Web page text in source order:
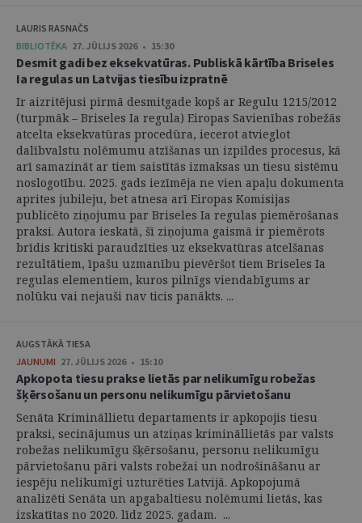
LAURIS RASNAČS
BIBLIOTĒKA 27. JŪLIJS 2026 • 15:30
Desmit gadi bez eksekvatūras. Publiskā kārtība Briseles
Ia regulas un Latvijas tiesību izpratnē
Ir aizritējusi pirmā desmitgade kopš ar Regulu 1215/2012
(turpmāk – Briseles Ia regula) Eiropas Savienības robežās
atcelta eksekvatūras procedūra, iecerot atvieglot
dalībvalstu nolēmumu atzīšanas un izpildes procesus, kā
arī samazināt ar tiem saistītās izmaksas un tiesu sistēmu
noslogotību. 2025. gads iezīmēja ne vien apaļu dokumenta
aprites jubileju, bet atnesa arī Eiropas Komisijas
publicēto ziņojumu par Briseles Ia regulas piemērošanas
praksi. Autora ieskatā, šī ziņojuma gaismā ir piemērots
brīdis kritiski paraudzīties uz eksekvatūras atcelšanas
rezultātiem, īpašu uzmanību pievēršot tiem Briseles Ia
regulas elementiem, kuros pilnīgs viendabīgums ar
nolūku vai nejauši nav ticis panākts. ...
AUGSTĀKĀ TIESA
JAUNUMI 27. JŪLIJS 2026 • 15:10
Apkopota tiesu prakse lietās par nelikumīgu robežas
šķērsošanu un personu nelikumīgu pārvietošanu
Senāta Krimināllietu departaments ir apkopojis tiesu
praksi, secinājumus un atziņas krimināllietās par valsts
robežas nelikumīgu šķērsošanu, personu nelikumīgu
pārvietošanu pāri valsts robežai un nodrošināšanu ar
iespēju nelikumīgi uzturēties Latvijā. Apkopojumā
analizēti Senāta un apgabaltiesu nolēmumi lietās, kas
izskatītas no 2020. līdz 2025. gadam. ...